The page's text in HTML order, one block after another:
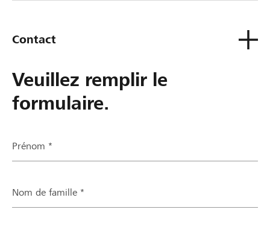
Contact
Veuillez remplir le
formulaire.
Prénom *
Nom de famille *